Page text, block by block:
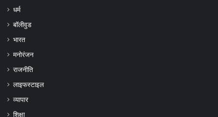
धर्म
बॉलीवुड
भारत
मनोरंजन
राजनीति
लाइफस्टाइल
व्यापार
शिक्षा